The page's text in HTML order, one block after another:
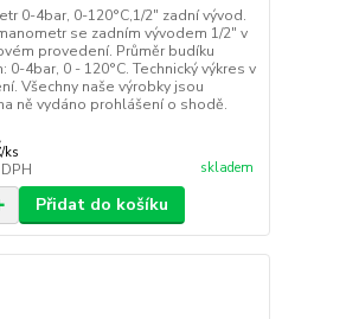
0-4bar, 0-120°C,1/2" zadní vývod.
se zadním vývodem 1/2" v
provedení. Průměr budíku
0-4bar, 0 - 120°C. Technický výkres v
Všechny naše výrobky jsou
ně vydáno prohlášení o shodě.
/ks
skladem
Přidat do košíku